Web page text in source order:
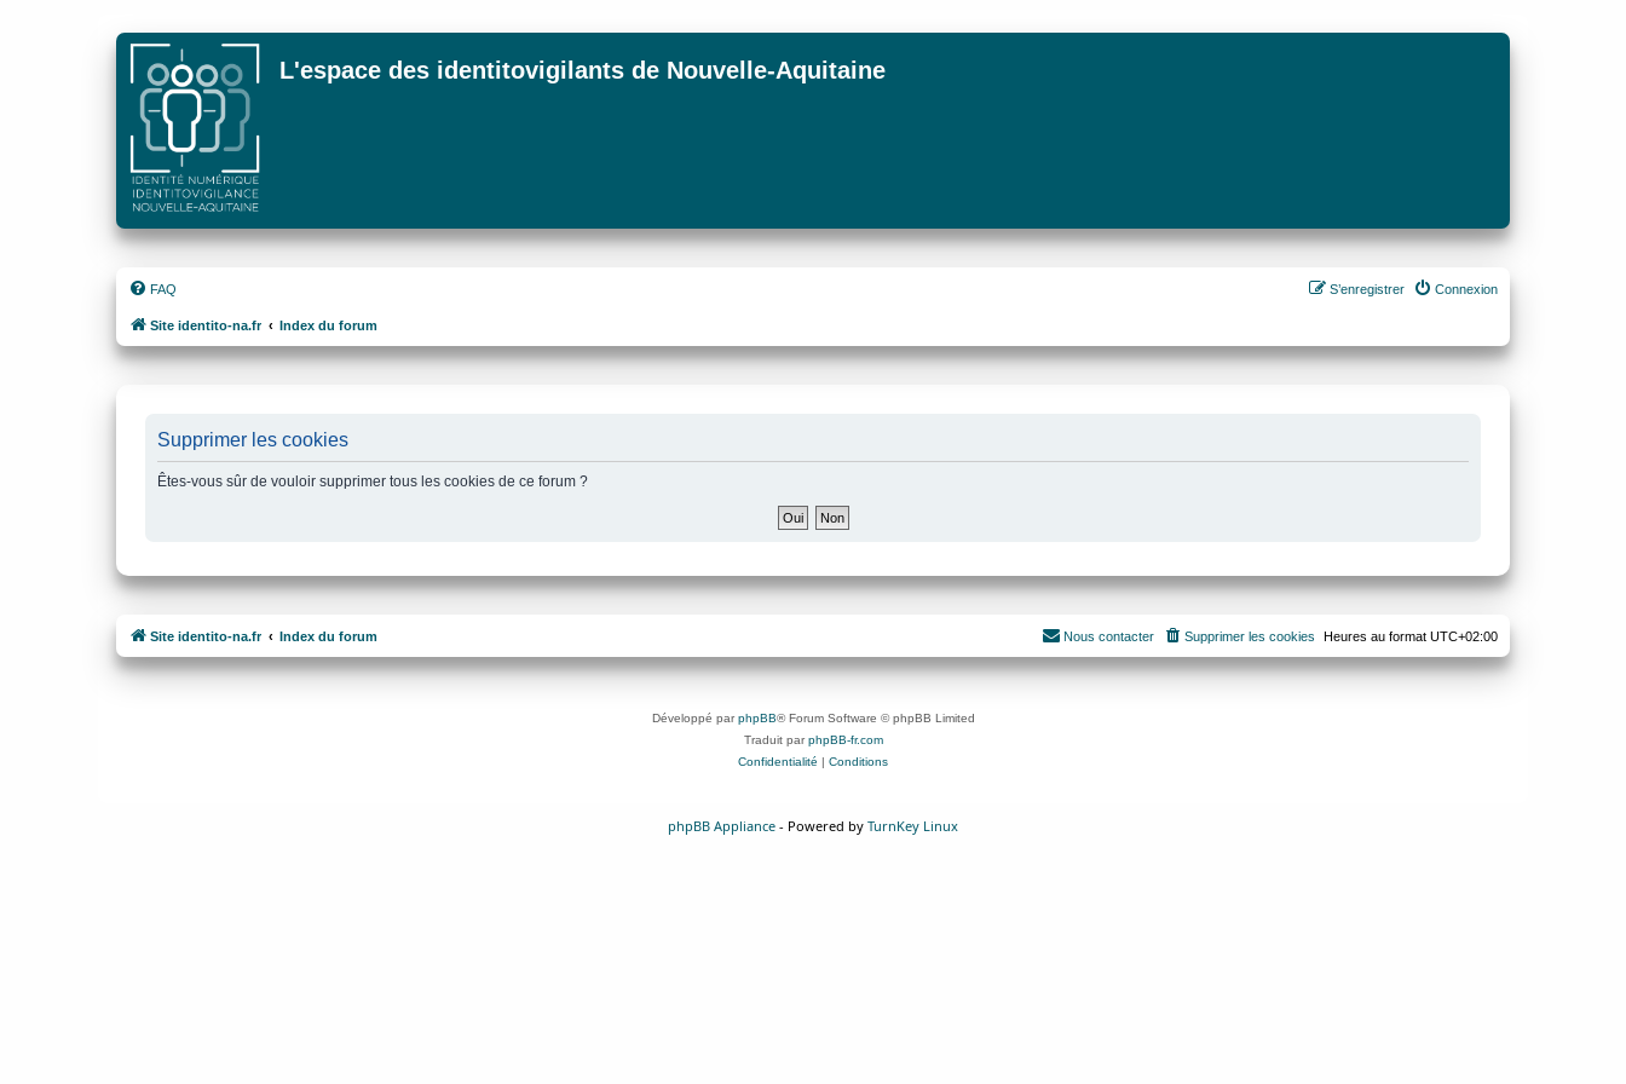
L'espace des identitovigilants de Nouvelle-Aquitaine
FAQ Connexion
S’enregistrer
Site identito-na.fr Index du forum
Supprimer les cookies
Êtes-vous sûr de vouloir supprimer tous les cookies de ce forum ?
Site identito-na.fr Index du forum Heures au format UTC+02:00
Supprimer les cookies
Nous contacter
Développé parphpBB® Forum Software © phpBB Limited
Traduit parphpBB-fr.com
Confidentialité | Conditions
phpBB Appliance - Powered by TurnKey Linux